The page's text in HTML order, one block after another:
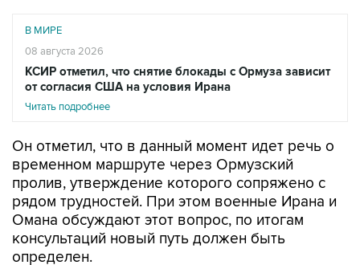
В МИРЕ
08 августа 2026
КСИР отметил, что снятие блокады с Ормуза зависит
от согласия США на условия Ирана
Читать подробнее
Он отметил, что в данный момент идет речь о
временном маршруте через Ормузский
пролив, утверждение которого сопряжено с
рядом трудностей. При этом военные Ирана и
Омана обсуждают этот вопрос, по итогам
консультаций новый путь должен быть
определен.